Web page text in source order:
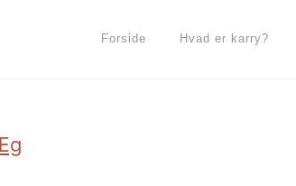
Forside Hvad er karry?